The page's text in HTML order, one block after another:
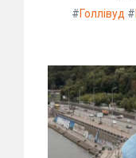
#Голлівуд #